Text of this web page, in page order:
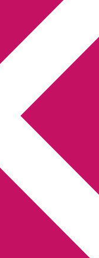
thrillers
Min tv-blogg
Bokfrågornas ABC del
8